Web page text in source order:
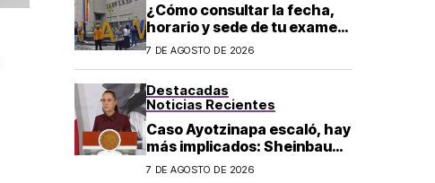
¿Cómo consultar la fecha,
horario y sede de tu examen
de control presencial? La
7 DE AGOSTO DE 2026
Destacadas
Noticias Recientes
Caso Ayotzinapa escaló, hay
más implicados: Sheinbaum
sobre detención de Ángel
7 DE AGOSTO DE 2026